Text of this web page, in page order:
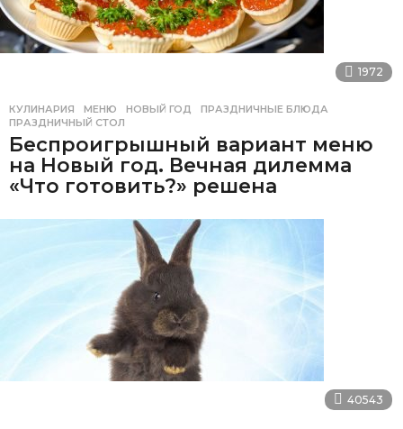
1972
КУЛИНАРИЯ МЕНЮ ,НОВЫЙ ГОД ,ПРАЗДНИЧНЫЕ БЛЮДА
ПРАЗДНИЧНЫЙ СТОЛ
Беспроигрышный вариант меню
на Новый год. Вечная дилемма
«Что готовить?» решена
40543